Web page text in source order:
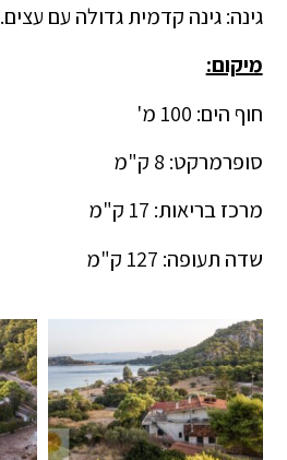
גינה: גינה קדמית גדולה עם עצים.
מיקום:
חוף הים: 100 מ'
סופרמרקט: 8 ק"מ
מרכז בריאות: 17 ק"מ
שדה תעופה: 127 ק"מ